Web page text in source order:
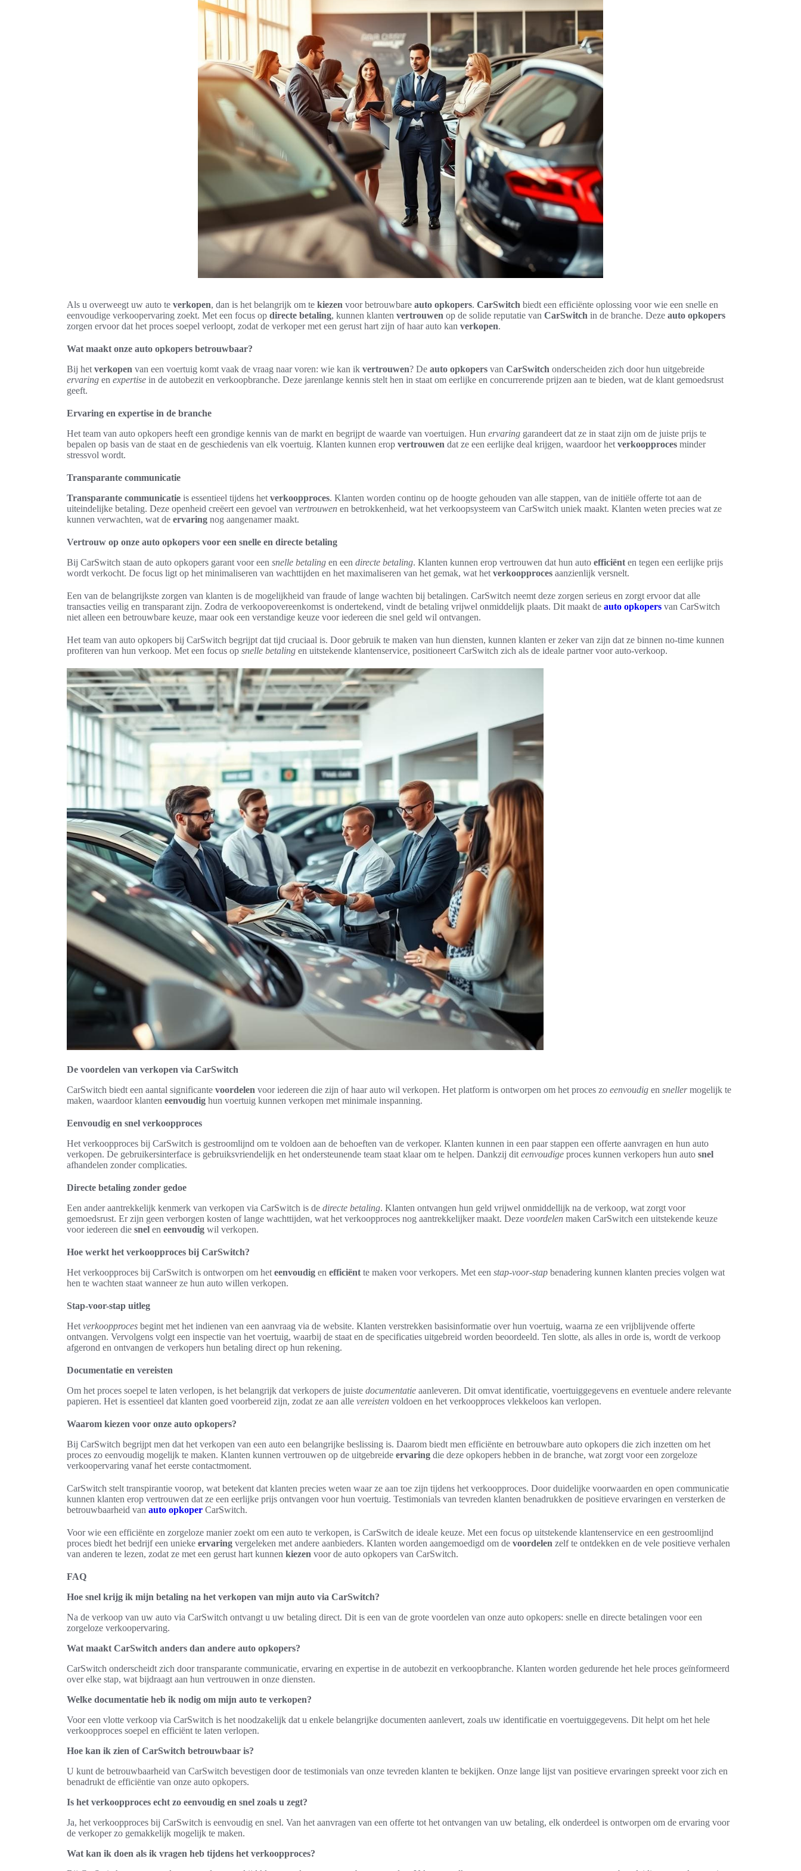
Als u overweegt uw auto te verkopen, dan is het belangrijk om te kiezen voor betrouwbare auto opkopers. CarSwitch biedt een efficiënte oplossing voor wie een snelle en
eenvoudige verkoopervaring zoekt. Met een focus op directe betaling, kunnen klanten vertrouwen op de solide reputatie van CarSwitch in de branche. Deze auto opkopers
zorgen ervoor dat het proces soepel verloopt, zodat de verkoper met een gerust hart zijn of haar auto kan verkopen.
Wat maakt onze auto opkopers betrouwbaar?
Bij het verkopen van een voertuig komt vaak de vraag naar voren: wie kan ik vertrouwen? De auto opkopers van CarSwitch onderscheiden zich door hun uitgebreide
ervaring en expertise in de autobezit en verkoopbranche. Deze jarenlange kennis stelt hen in staat om eerlijke en concurrerende prijzen aan te bieden, wat de klant gemoedsrust
geeft.
Ervaring en expertise in de branche
Het team van auto opkopers heeft een grondige kennis van de markt en begrijpt de waarde van voertuigen. Hun ervaring garandeert dat ze in staat zijn om de juiste prijs te
bepalen op basis van de staat en de geschiedenis van elk voertuig. Klanten kunnen erop vertrouwen dat ze een eerlijke deal krijgen, waardoor het verkoopproces minder
stressvol wordt.
Transparante communicatie
Transparante communicatie is essentieel tijdens het verkoopproces. Klanten worden continu op de hoogte gehouden van alle stappen, van de initiële offerte tot aan de
uiteindelijke betaling. Deze openheid creëert een gevoel van vertrouwen en betrokkenheid, wat het verkoopsysteem van CarSwitch uniek maakt. Klanten weten precies wat ze
kunnen verwachten, wat de ervaring nog aangenamer maakt.
Vertrouw op onze auto opkopers voor een snelle en directe betaling
Bij CarSwitch staan de auto opkopers garant voor een snelle betaling en een directe betaling. Klanten kunnen erop vertrouwen dat hun auto efficiënt en tegen een eerlijke prijs
wordt verkocht. De focus ligt op het minimaliseren van wachttijden en het maximaliseren van het gemak, wat het verkoopproces aanzienlijk versnelt.
Een van de belangrijkste zorgen van klanten is de mogelijkheid van fraude of lange wachten bij betalingen. CarSwitch neemt deze zorgen serieus en zorgt ervoor dat alle
transacties veilig en transparant zijn. Zodra de verkoopovereenkomst is ondertekend, vindt de betaling vrijwel onmiddelijk plaats. Dit maakt de auto opkopers van CarSwitch
niet alleen een betrouwbare keuze, maar ook een verstandige keuze voor iedereen die snel geld wil ontvangen.
Het team van auto opkopers bij CarSwitch begrijpt dat tijd cruciaal is. Door gebruik te maken van hun diensten, kunnen klanten er zeker van zijn dat ze binnen no-time kunnen
profiteren van hun verkoop. Met een focus op snelle betaling en uitstekende klantenservice, positioneert CarSwitch zich als de ideale partner voor auto-verkoop.
De voordelen van verkopen via CarSwitch
CarSwitch biedt een aantal significante voordelen voor iedereen die zijn of haar auto wil verkopen. Het platform is ontworpen om het proces zo eenvoudig en snellermogelijk te
maken, waardoor klanten eenvoudig hun voertuig kunnen verkopen met minimale inspanning.
Eenvoudig en snel verkoopproces
Het verkoopproces bij CarSwitch is gestroomlijnd om te voldoen aan de behoeften van de verkoper. Klanten kunnen in een paar stappen een offerte aanvragen en hun auto
verkopen. De gebruikersinterface is gebruiksvriendelijk en het ondersteunende team staat klaar om te helpen. Dankzij dit eenvoudige proces kunnen verkopers hun auto snel
afhandelen zonder complicaties.
Directe betaling zonder gedoe
Een ander aantrekkelijk kenmerk van verkopen via CarSwitch is de directe betaling. Klanten ontvangen hun geld vrijwel onmiddellijk na de verkoop, wat zorgt voor
gemoedsrust. Er zijn geen verborgen kosten of lange wachttijden, wat het verkoopproces nog aantrekkelijker maakt. Deze voordelen maken CarSwitch een uitstekende keuze
voor iedereen die snel en eenvoudig wil verkopen.
Hoe werkt het verkoopproces bij CarSwitch?
Het verkoopproces bij CarSwitch is ontworpen om het eenvoudig en efficiënt te maken voor verkopers. Met een stap-voor-stap benadering kunnen klanten precies volgen wat
hen te wachten staat wanneer ze hun auto willen verkopen.
Stap-voor-stap uitleg
Het verkoopproces begint met het indienen van een aanvraag via de website. Klanten verstrekken basisinformatie over hun voertuig, waarna ze een vrijblijvende offerte
ontvangen. Vervolgens volgt een inspectie van het voertuig, waarbij de staat en de specificaties uitgebreid worden beoordeeld. Ten slotte, als alles in orde is, wordt de verkoop
afgerond en ontvangen de verkopers hun betaling direct op hun rekening.
Documentatie en vereisten
Om het proces soepel te laten verlopen, is het belangrijk dat verkopers de juiste documentatie aanleveren. Dit omvat identificatie, voertuiggegevens en eventuele andere relevante
papieren. Het is essentieel dat klanten goed voorbereid zijn, zodat ze aan alle vereisten voldoen en het verkoopproces vlekkeloos kan verlopen.
Waarom kiezen voor onze auto opkopers?
Bij CarSwitch begrijpt men dat het verkopen van een auto een belangrijke beslissing is. Daarom biedt men efficiënte en betrouwbare auto opkopers die zich inzetten om het
proces zo eenvoudig mogelijk te maken. Klanten kunnen vertrouwen op de uitgebreide ervaring die deze opkopers hebben in de branche, wat zorgt voor een zorgeloze
verkoopervaring vanaf het eerste contactmoment.
CarSwitch stelt transpirantie voorop, wat betekent dat klanten precies weten waar ze aan toe zijn tijdens het verkoopproces. Door duidelijke voorwaarden en open communicatie
kunnen klanten erop vertrouwen dat ze een eerlijke prijs ontvangen voor hun voertuig. Testimonials van tevreden klanten benadrukken de positieve ervaringen en versterken de
betrouwbaarheid van auto opkoper CarSwitch.
Voor wie een efficiënte en zorgeloze manier zoekt om een auto te verkopen, is CarSwitch de ideale keuze. Met een focus op uitstekende klantenservice en een gestroomlijnd
proces biedt het bedrijf een unieke ervaring vergeleken met andere aanbieders. Klanten worden aangemoedigd om de voordelen zelf te ontdekken en de vele positieve verhalen
van anderen te lezen, zodat ze met een gerust hart kunnen kiezen voor de auto opkopers van CarSwitch.
FAQ
Hoe snel krijg ik mijn betaling na het verkopen van mijn auto via CarSwitch?
Na de verkoop van uw auto via CarSwitch ontvangt u uw betaling direct. Dit is een van de grote voordelen van onze auto opkopers: snelle en directe betalingen voor een
zorgeloze verkoopervaring.
Wat maakt CarSwitch anders dan andere auto opkopers?
CarSwitch onderscheidt zich door transparante communicatie, ervaring en expertise in de autobezit en verkoopbranche. Klanten worden gedurende het hele proces geïnformeerd
over elke stap, wat bijdraagt aan hun vertrouwen in onze diensten.
Welke documentatie heb ik nodig om mijn auto te verkopen?
Voor een vlotte verkoop via CarSwitch is het noodzakelijk dat u enkele belangrijke documenten aanlevert, zoals uw identificatie en voertuiggegevens. Dit helpt om het hele
verkoopproces soepel en efficiënt te laten verlopen.
Hoe kan ik zien of CarSwitch betrouwbaar is?
U kunt de betrouwbaarheid van CarSwitch bevestigen door de testimonials van onze tevreden klanten te bekijken. Onze lange lijst van positieve ervaringen spreekt voor zich en
benadrukt de efficiëntie van onze auto opkopers.
Is het verkoopproces echt zo eenvoudig en snel zoals u zegt?
Ja, het verkoopproces bij CarSwitch is eenvoudig en snel. Van het aanvragen van een offerte tot het ontvangen van uw betaling, elk onderdeel is ontworpen om de ervaring voor
de verkoper zo gemakkelijk mogelijk te maken.
Wat kan ik doen als ik vragen heb tijdens het verkoopproces?